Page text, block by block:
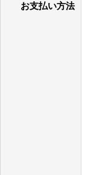
お支払い方法